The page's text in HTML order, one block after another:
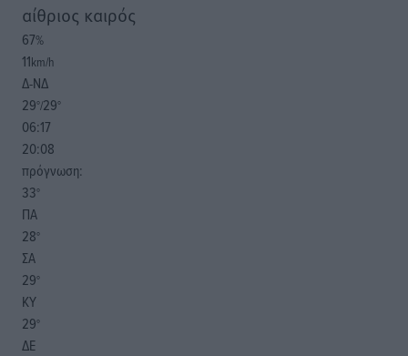
αίθριος καιρός
67%
11km/h
Δ-ΝΔ
29°/29°
06:17
20:08
πρόγνωση:
33°
ΠΑ
28°
ΣΑ
29°
ΚΥ
29°
ΔΕ